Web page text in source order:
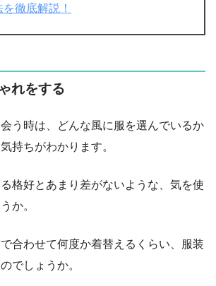
徹底解説！
れをする
う時は、どんな風に服を選んでいるか
持ちがわかります。
格好とあまり差がないような、気を使
か。
合わせて何度か着替えるくらい、服装
でしょうか。